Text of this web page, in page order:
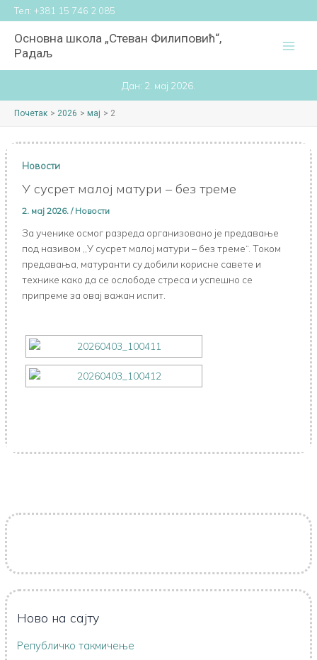
Пређи
на
садржај
Тел: +381 15 746 2 085
Основна школа „Стеван Филиповић“,
Радаљ
Дан: 2. мај 2026.
Почетак 2026 мај 2
Новости
У сусрет малој матури – без треме
2. мај 2026. / Новости
За ученике осмог разреда организовано је предавање
под називом ,,У сусрет малој матури – без треме“. Током
предавања, матуранти су добили корисне савете и
технике како да се ослободе стреса и успешно се
припреме за овај важан испит.
Ново на сајту
Републичко такмичење